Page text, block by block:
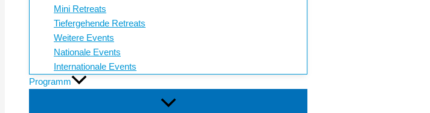
Mini Retreats
Tiefergehende Retreats
Weitere Events
Nationale Events
Internationale Events
Programm